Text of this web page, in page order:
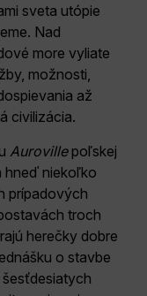
sveta utópie
Nad
more vyliate
možnosti,
až
civilizácia.
Aurovillepoľskej
hneď niekoľko
prípadových
troch
herečky dobre
o stavbe